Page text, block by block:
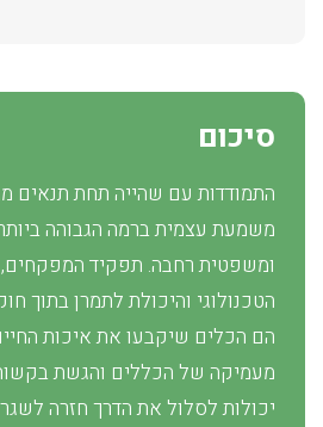
סיכום
התמודדות עם שהייה תחת תנאים
משמעת עצמית ברמה הגבוהה
ומשפטית רחבה. תפקיד
הטכנולוגי והיכולת לתמרן בתוך
הם הכלים שיקבעו את איכות
מעמיקה של הכללים והגשת
יכולות לסלול את הדרך חזרה